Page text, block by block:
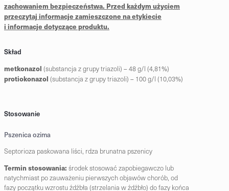
zachowaniem bezpieczeństwa. Przed każdym użyciem
przeczytaj informacje zamieszczone na etykiecie
i informacje dotyczące produktu.
Skład
metkonazol (substancja z grupy triazoli) – 48 g/l (4,81%)
protiokonazol (substancja z grupy triazoli) – 100 g/l (10,03%)
Stosowanie
Pszenica ozima
Septorioza paskowana liści, rdza brunatna pszenicy
Termin stosowania: środek stosować zapobiegawczo lub
natychmiast po zauważeniu pierwszych objawów chorób, od
fazy początku wzrostu źdźbła (strzelania w źdźbło) do fazy końca